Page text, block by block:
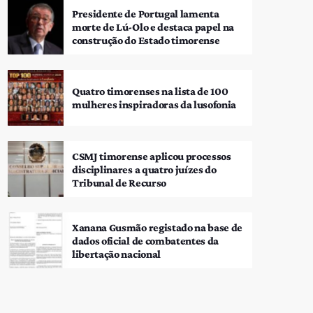
Presidente de Portugal lamenta
morte de Lú-Olo e destaca papel na
construção do Estado timorense
Quatro timorenses na lista de 100
mulheres inspiradoras da lusofonia
CSMJ timorense aplicou processos
disciplinares a quatro juízes do
Tribunal de Recurso
Xanana Gusmão registado na base de
dados oficial de combatentes da
libertação nacional